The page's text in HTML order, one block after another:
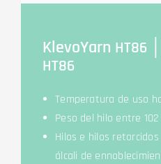
Kle­voYarn HT86
HT86
Tem­pe­ra­tura de uso
Peso del hilo ent­re
Hilos e hilos
álca­li de